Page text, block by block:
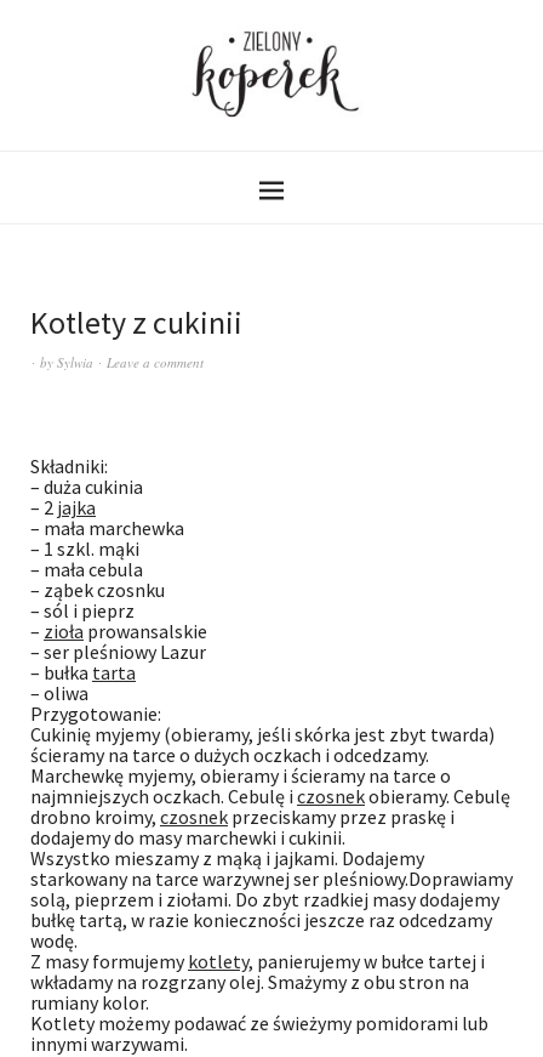
Kotlety z cukinii
by Sylwia Leave a comment
Składniki:
– duża cukinia
– 2 jajka
– mała marchewka
– 1 szkl. mąki
– mała cebula
– ząbek czosnku
– sól i pieprz
– zioła prowansalskie
– ser pleśniowy Lazur
– bułka tarta
– oliwa
Przygotowanie:
Cukinię myjemy (obieramy, jeśli skórka jest zbyt twarda)
ścieramy na tarce o dużych oczkach i odcedzamy.
Marchewkę myjemy, obieramy i ścieramy na tarce o
najmniejszych oczkach. Cebulę i czosnekobieramy. Cebulę
drobno kroimy, czosnek przeciskamy przez praskę i
dodajemy do masy marchewki i cukinii.
Wszystko mieszamy z mąką i jajkami. Dodajemy
starkowany na tarce warzywnej ser pleśniowy.Doprawiamy
solą, pieprzem i ziołami. Do zbyt rzadkiej masy dodajemy
bułkę tartą, w razie konieczności jeszcze raz odcedzamy
wodę.
Z masy formujemykotlety, panierujemy w bułce tartej i
wkładamy na rozgrzany olej. Smażymy z obu stron na
rumiany kolor.
Kotlety możemy podawać ze świeżymy pomidorami lub
innymi warzywami.